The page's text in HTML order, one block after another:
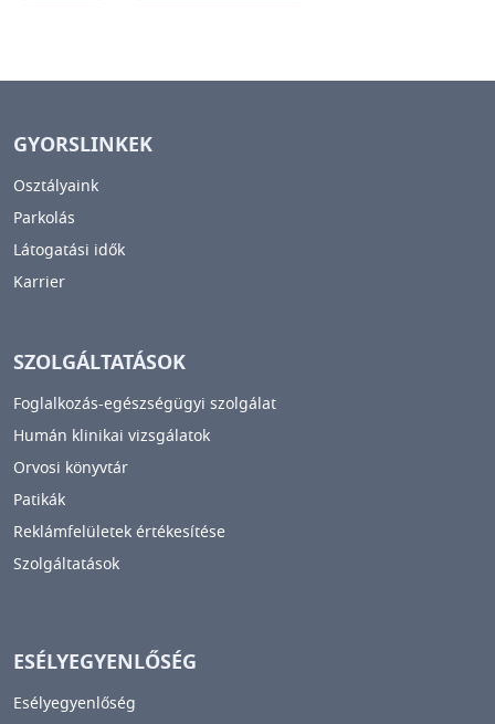
GYORSLINKEK
Osztályaink
Parkolás
Látogatási idők
Karrier
SZOLGÁLTATÁSOK
Foglalkozás-egészségügyi szolgálat
Humán klinikai vizsgálatok
Orvosi könyvtár
Patikák
Reklámfelületek értékesítése
Szolgáltatások
ESÉLYEGYENLŐSÉG
Esélyegyenlőség